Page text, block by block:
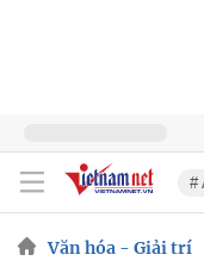
#
Văn hóa - Giải trí